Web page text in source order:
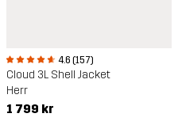
4.6 (157)
Cloud 3L Shell Jacket
Herr
1 799 kr